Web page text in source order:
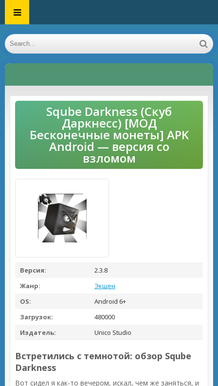
Sqube Darkness (Скуб
Даркнесс) [МОД
Бесконечные монеты] APK
Android — версия со
взломом
Версия:
2.3.8
Жанр:
Экшен
OS:
Android 6+
Загрузок:
480000
Издатель:
Unico Studio
Встретились с темнотой: обзор Sqube
Darkness
Вот сидел я как-то вечером, искал, чем же заняться, и